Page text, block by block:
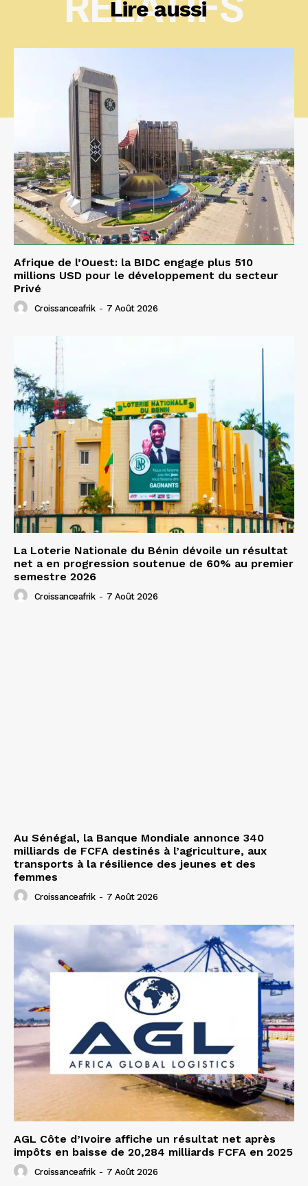
Lire aussi
Afrique de l’Ouest: la BIDC engage plus 510
millions USD pour le développement du secteur
Privé
Croissanceafrik - 7 Août 2026
La Loterie Nationale du Bénin dévoile un résultat
net a en progression soutenue de 60% au premier
semestre 2026
Croissanceafrik - 7 Août 2026
Au Sénégal, la Banque Mondiale annonce 340
milliards de FCFA destinés à l’agriculture, aux
transports à la résilience des jeunes et des
femmes
Croissanceafrik - 7 Août 2026
AGL Côte d’Ivoire affiche un résultat net après
impôts en baisse de 20,284 milliards FCFA en 2025
Croissanceafrik - 7 Août 2026